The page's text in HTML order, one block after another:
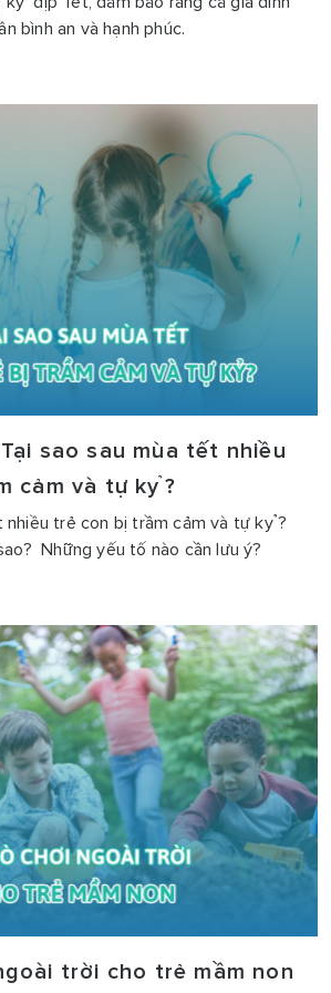
bình an và hạnh phúc.
sao sau mùa tết nhiều
cảm và tự kỷ?
nhiều trẻ con bị trầm cảm và tự kỷ?
Những yếu tố nào cần lưu ý?
trời cho trẻ mầm non